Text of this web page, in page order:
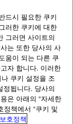
PF01 Cellulose
드시 필요한 쿠키
러한 쿠키에 대한
그러면 사이트의
는 또한 당사의 사
움이 되는 다른 쿠
자 합니다. 이러한
쿠키 설정을 조
정됩니다. 당사의
은 아래의 “자세한
책에서 “쿠키 및
호정책